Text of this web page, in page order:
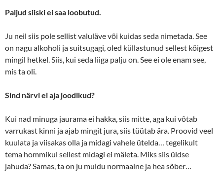
Paljud siiski ei saa loobutud.
Ju neil siis pole sellist valuläve või kuidas seda nimetada. See
on nagu alkoholi ja suitsugagi, oled küllastunud sellest kõigest
mingil hetkel. Siis, kui seda liiga palju on. See ei ole enam see,
mis ta oli.
Sind närvi ei aja joodikud?
Kui nad minuga jaurama ei hakka, siis mitte, aga kui võtab
varrukast kinni ja ajab mingit jura, siis tüütab ära. Proovid veel
kuulata ja viisakas olla ja midagi vahele ütelda… tegelikult
tema hommikul sellest midagi ei mäleta. Miks siis üldse
jahuda? Samas, ta on ju muidu normaalne ja hea sõber…